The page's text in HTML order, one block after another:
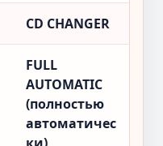
CD CHANGER
FULL
AUTOMATIC
(полностью
автоматичес